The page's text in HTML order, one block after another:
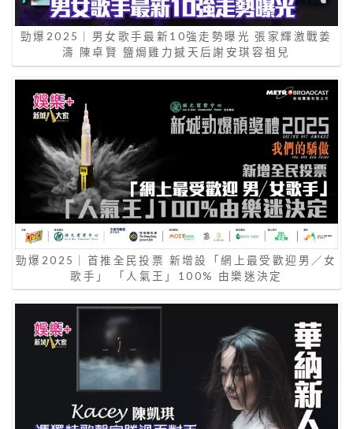
勁爆2025｜男女歌手最新10強走勢曝光 張家輝激戰姜
濤 陳卓賢 鹽焗雞力撼天后謝安琪容祖兒
勁爆2025｜首推全民投票 新增設「網上最受歡迎男／女
歌手」 「人氣王」100% 由樂迷決定